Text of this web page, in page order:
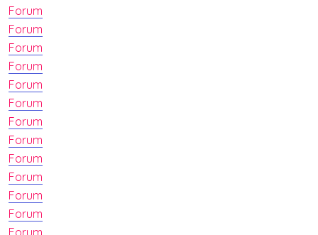
Forum
Forum
Forum
Forum
Forum
Forum
Forum
Forum
Forum
Forum
Forum
Forum
Forum